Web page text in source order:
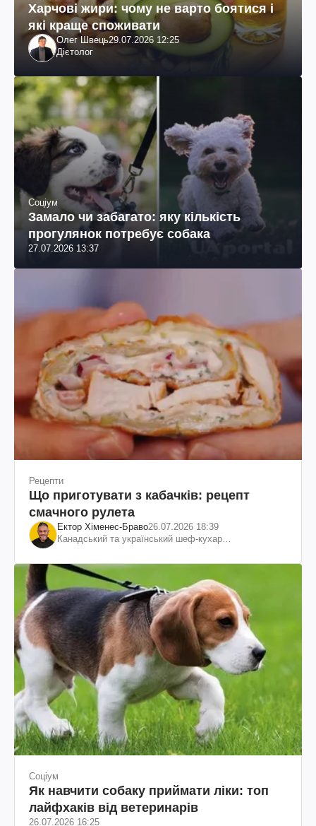
Харчові жири: чому не варто боятися і
які краще споживати
Олег Швець29.07.2026 12:25
Дієтолог
Соціум
Замало чи забагато: яку кількість
прогулянок потребує собака
27.07.2026 13:37
Рецепти
Що приготувати з кабачків: рецепт
смачного рулета
Ектор Хіменес-Браво26.07.2026 18:39
Канадський та український шеф-кухар
Соціум
Як навчити собаку приймати ліки: топ
лайфхаків від ветеринарів
26.07.2026 16:25